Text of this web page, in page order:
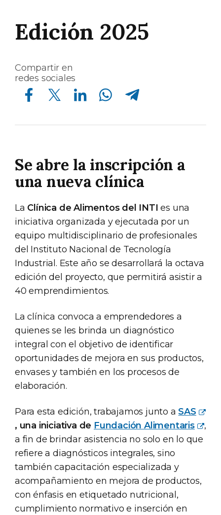
Edición 2025
Compartir en
redes sociales
Compartir en Facebook Compartir en Twitter Compartir en Linkedin Compartir en Whatsapp Compartir en Telegram
Se abre la inscripción a
una nueva clínica
La Clínica de Alimentos del INTI es una
iniciativa organizada y ejecutada por un
equipo multidisciplinario de profesionales
del Instituto Nacional de Tecnología
Industrial. Este año se desarrollará la octava
edición del proyecto, que permitirá asistir a
40 emprendimientos.
La clínica convoca a emprendedores a
quienes se les brinda un diagnóstico
integral con el objetivo de identificar
oportunidades de mejora en sus productos,
envases y también en los procesos de
elaboración.
Para esta edición, trabajamos junto aSAS
, una iniciativa de Fundación Alimentaris
,
a fin de brindar asistencia no solo en lo que
refiere a diagnósticos integrales, sino
también capacitación especializada y
acompañamiento en mejora de productos,
con énfasis en etiquetado nutricional,
cumplimiento normativo e inserción en